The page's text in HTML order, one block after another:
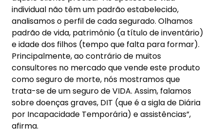
individual não têm um padrão estabelecido,
analisamos o perfil de cada segurado. Olhamos
padrão de vida, patrimônio (a título de inventário)
e idade dos filhos (tempo que falta para formar).
Principalmente, ao contrário de muitos
consultores no mercado que vende este produto
como seguro de morte, nós mostramos que
trata-se de um seguro de VIDA. Assim, falamos
sobre doenças graves, DIT (que é a sigla de Diária
por Incapacidade Temporária) e assistências”,
afirma.